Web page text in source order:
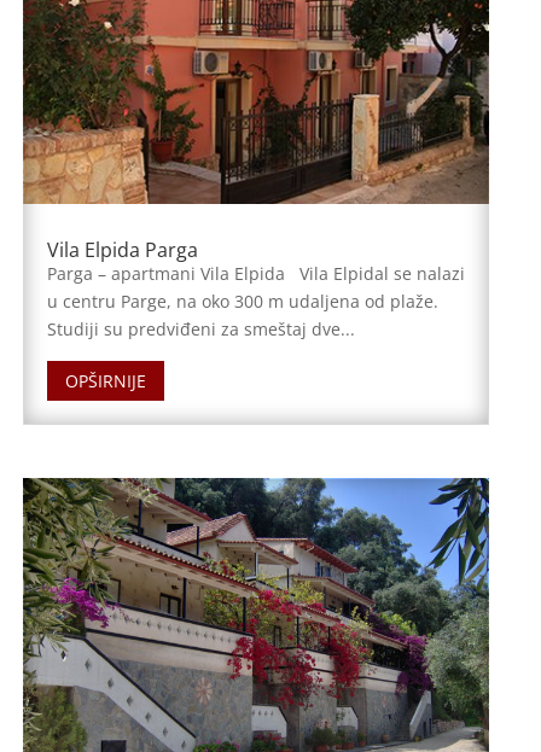
Vila Elpida Parga
Parga – apartmani Vila Elpida Vila Elpidal se nalazi
u centru Parge, na oko 300 m udaljena od plaže.
Studiji su predviđeni za smeštaj dve...
OPŠIRNIJE